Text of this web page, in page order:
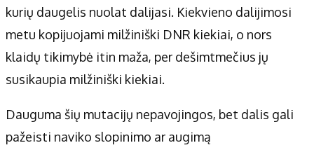
kurių daugelis nuolat dalijasi. Kiekvieno dalijimosi
metu kopijuojami milžiniški DNR kiekiai, o nors
klaidų tikimybė itin maža, per dešimtmečius jų
susikaupia milžiniški kiekiai.
Dauguma šių mutacijų nepavojingos, bet dalis gali
pažeisti naviko slopinimo ar augimą